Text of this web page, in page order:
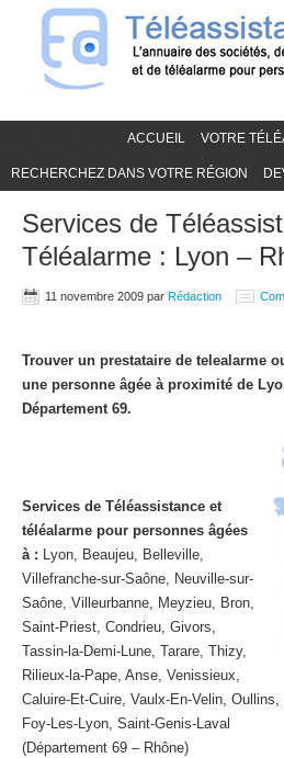
ACCUEIL VOTRE
RECHERCHEZ DANS VOTRE RÉGION
Services de
Téléalarme : Lyon –
11 novembre 2009 par Rédaction
Trouver un prestataire de telealarme
une personne âgée à proximité de
Département 69.
Services de Téléassistance et
téléalarme pour personnes âgées
à : Lyon, Beaujeu, Belleville,
Villefranche-sur-Saône, Neuville-sur-
Saône, Villeurbanne, Meyzieu, Bron,
Saint-Priest, Condrieu, Givors,
Tassin-la-Demi-Lune, Tarare, Thizy,
Rilieux-la-Pape, Anse, Venissieux,
Caluire-Et-Cuire, Vaulx-En-Velin,
Foy-Les-Lyon, Saint-Genis-Laval
(Département 69 – Rhône)